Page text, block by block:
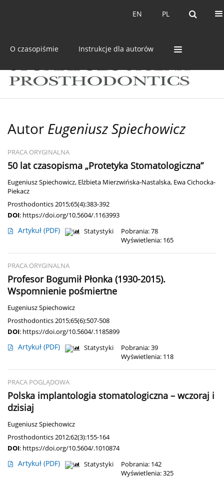
PL
EN PL
EN
O czasopiśmie Instrukcje dla autorów
Autor Eugeniusz Spiechowicz
PRACA ORYGINALNA
50 lat czasopisma „Protetyka Stomatologiczna”
Eugeniusz Spiechowicz, Elżbieta Mierzwińska-Nastalska, Ewa Cichocka-
Piekacz
Prosthodontics 2015;65(4):383-392
DOI: https://doi.org/10.5604/.1163993
Artykuł (PDF) Statystyki
Pobrania: 78
Wyświetlenia: 165
PRACA ORYGINALNA
Profesor Bogumił Płonka (1930-2015).
Wspomnienie pośmiertne
Eugeniusz Spiechowicz
Prosthodontics 2015;65(6):507-508
DOI: https://doi.org/10.5604/.1185899
Artykuł (PDF) Statystyki
Pobrania: 39
Wyświetlenia: 118
PRACA POGLĄDOWA
Polska implantologia stomatologiczna – wczoraj i
dzisiaj
Eugeniusz Spiechowicz
Prosthodontics 2012;62(3):155-164
DOI: https://doi.org/10.5604/.1010874
Artykuł (PDF) Statystyki
Pobrania: 142
Wyświetlenia: 325